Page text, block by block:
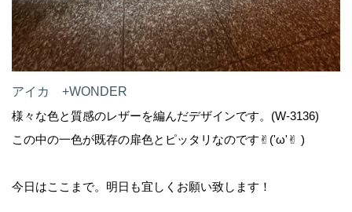
アイカ +WONDER
様々な色と質感のレザーを編んだデザインです。(W-3136)
この中の一色が既存の扉色とピッタリなのです✌︎('ω'✌︎ )
今日はここまで。明日も宜しくお願い致します！